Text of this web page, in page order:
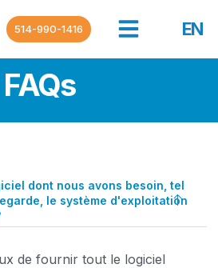
514-990-1416 EN
FAQs
dont nous avons besoin, tel
le système d'exploitation
de fournir tout le logiciel